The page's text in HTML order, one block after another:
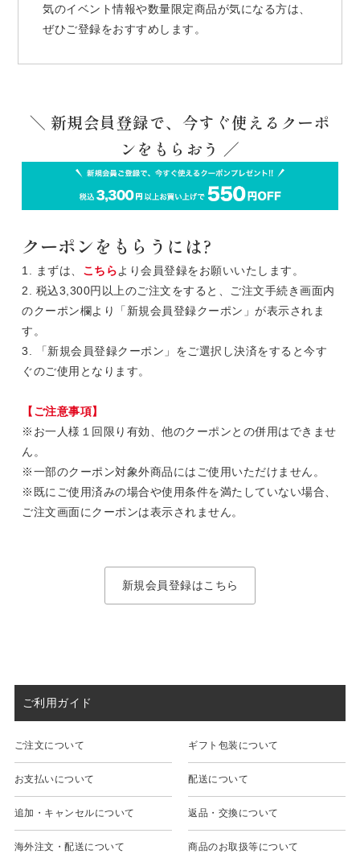
気のイベント情報や数量限定商品が気になる方は、
ぜひご登録をおすすめします。
＼ 新規会員登録で、今すぐ使えるクーポ
ンをもらおう ／
クーポンをもらうには?
1. まずは、 こちらより会員登録をお願いいたします。
2. 税込3,300円以上のご注文をすると、ご注文手続き画面内
のクーポン欄より「新規会員登録クーポン」が表示されま
す。
3. 「新規会員登録クーポン」をご選択し決済をすると今す
ぐのご使用となります。
【ご注意事項】
※お一人様１回限り有効、他のクーポンとの併用はできませ
ん。
※一部のクーポン対象外商品にはご使用いただけません。
※既にご使用済みの場合や使用条件を満たしていない場合、
ご注文画面にクーポンは表示されません。
新規会員登録はこちら
ご利用ガイド
ご注文について ギフト包装について
お支払いについて 配送について
追加・キャンセルについて 返品・交換について
海外注文・配送について 商品のお取扱等について